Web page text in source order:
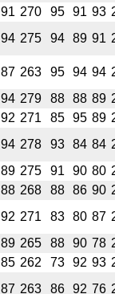
91 270 95 91 93
94 275 94 89 91
87 263 95 94 94
94 279 88 88 89
92 271 85 95 89
94 278 93 84 84
89 275 91 90 80
88 268 88 86 90
92 271 83 80 87
89 265 88 90 78
85 262 73 92 93
87 263 86 92 76